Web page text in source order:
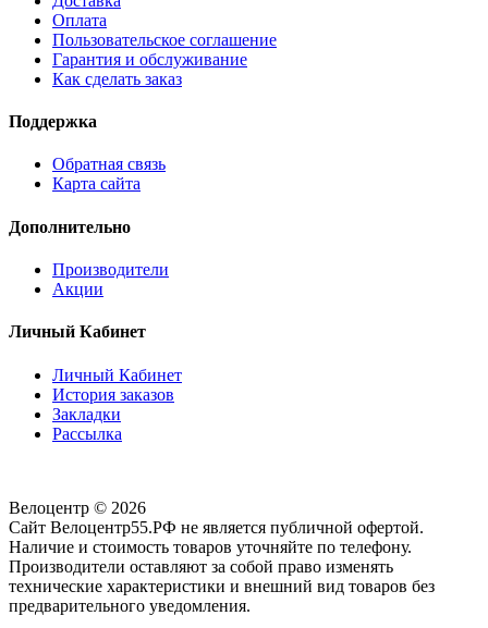
Оплата
Пользовательское соглашение
Гарантия и обслуживание
Как сделать заказ
Поддержка
Обратная связь
Карта сайта
Дополнительно
Производители
Акции
Личный Кабинет
Личный Кабинет
История заказов
Закладки
Рассылка
Велоцентр © 2026
Сайт Велоцентр55.РФ не является публичной офертой.
Наличие и стоимость товаров уточняйте по телефону.
Производители оставляют за собой право изменять
технические характеристики и внешний вид товаров без
предварительного уведомления.